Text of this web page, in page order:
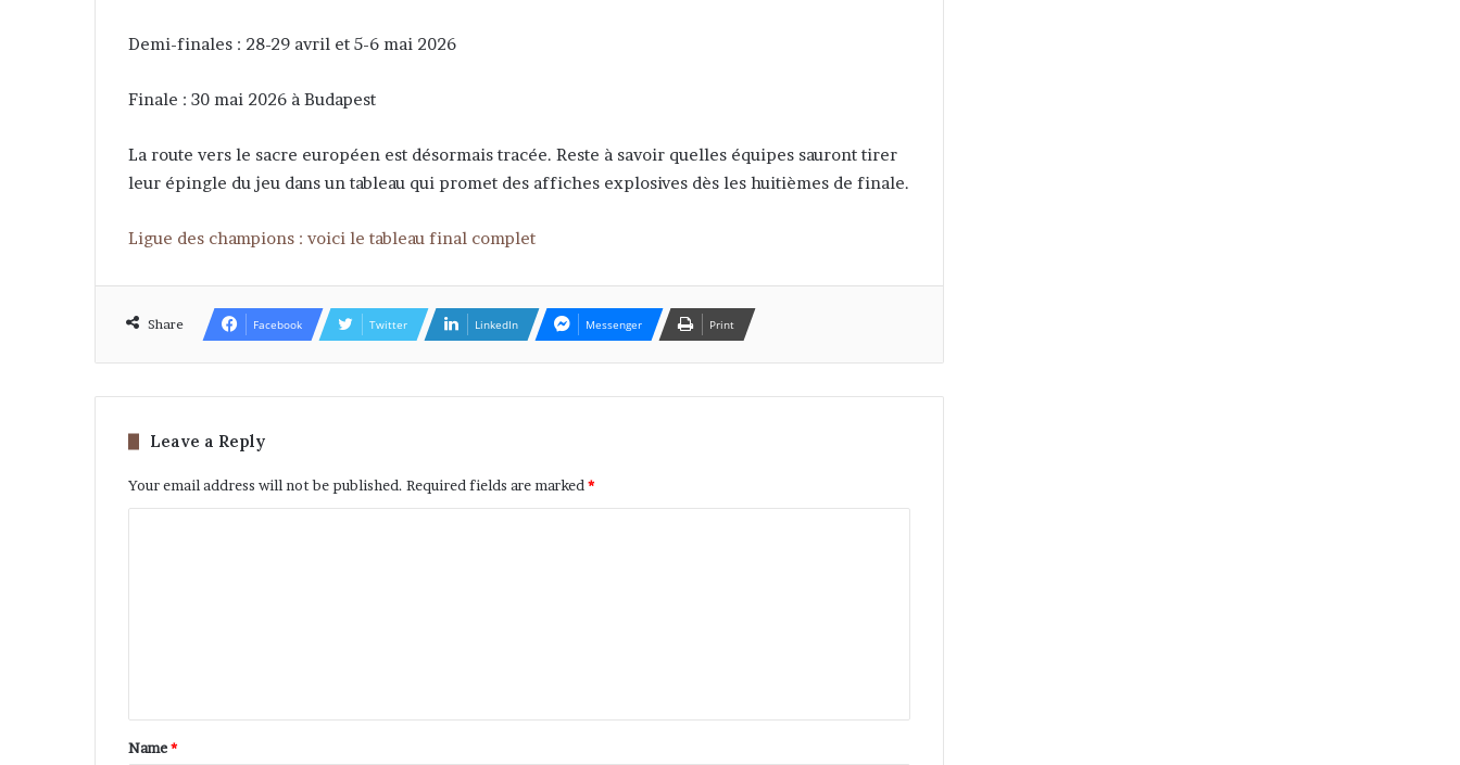
Demi-finales : 28-29 avril et 5-6 mai 2026
Finale : 30 mai 2026 à Budapest
La route vers le sacre européen est désormais tracée. Reste à savoir quelles équipes sauront tirer
leur épingle du jeu dans un tableau qui promet des affiches explosives dès les huitièmes de finale.
Ligue des champions : voici le tableau final complet
Share Facebook Twitter LinkedIn Messenger Print
Leave a Reply
Your email address will not be published. Required fields are marked *
Name*